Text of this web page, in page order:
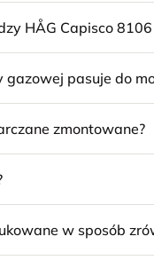
HÅG Capisco
gazowej pasuje do
zmontowane?
w sposób